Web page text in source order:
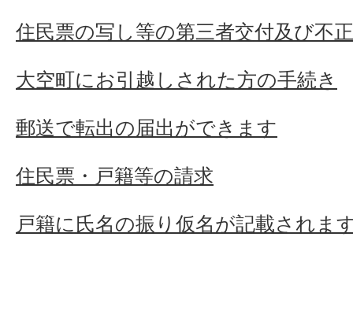
住民票の写し等の第三者交付及び不
大空町にお引越しされた方の手続き
郵送で転出の届出ができます
住民票・戸籍等の請求
戸籍に氏名の振り仮名が記載されま